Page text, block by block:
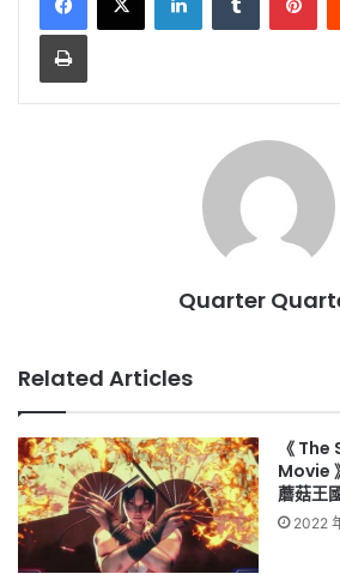
Print
Quarter
Related Articles
《
Movie
蘑菇王
2022